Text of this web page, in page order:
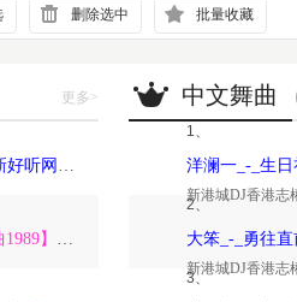
删除选中 批量收藏
更多>
嗨音社DJ龙少《2026最新好听网络伤感歌曲推荐·深爱过的人一生惦记》
【经典怀旧香港粤语金曲1989】高潮版【DJ邹杰】
中文舞曲
1、
新港城DJ香港志
2、
新港城DJ香港志
3、